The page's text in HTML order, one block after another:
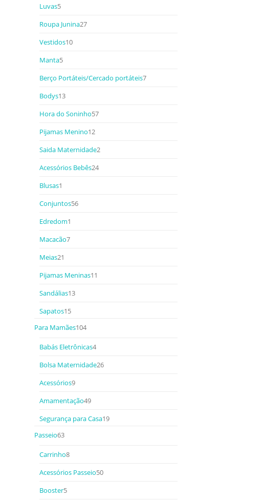
Luvas5
Roupa Junina27
Vestidos10
Manta5
Berço Portáteis/Cercado portáteis7
Bodys13
Hora do Soninho57
Pijamas Menino12
Saida Maternidade2
Acessórios Bebês24
Blusas1
Conjuntos56
Edredom1
Macacão7
Meias21
Pijamas Meninas11
Sandálias13
Sapatos15
Para Mamães104
Babás Eletrônicas4
Bolsa Maternidade26
Acessórios9
Amamentação49
Segurança para Casa19
Passeio63
Carrinho8
Acessórios Passeio50
Booster5